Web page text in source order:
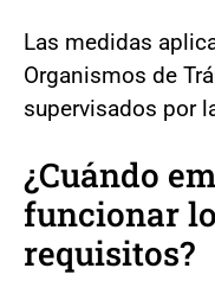
Las medidas
Organismos de
supervisados por
¿Cuándo
funcionar
requisitos?